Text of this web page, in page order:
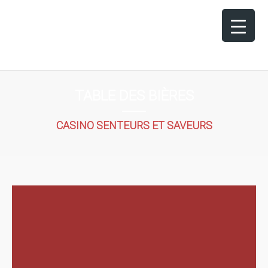
CASINO SENTEURS ET SAVEURS